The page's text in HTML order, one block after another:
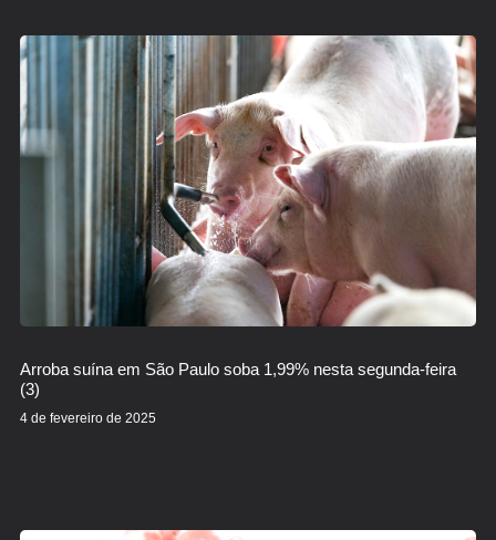
Arroba suína em São Paulo soba 1,99% nesta segunda-feira
(3)
4 de fevereiro de 2025